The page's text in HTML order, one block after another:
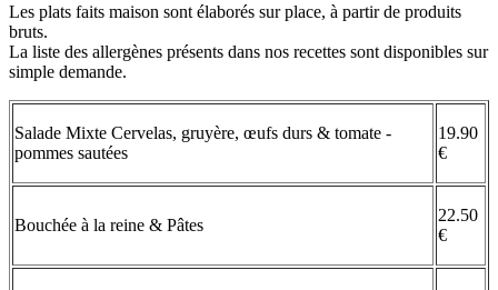
Les plats faits maison sont élaborés sur place, à partir de produits
bruts.
La liste des allergènes présents dans nos recettes sont disponibles sur
simple demande.
Salade Mixte Cervelas, gruyère, œufs durs & tomate -
pommes sautées
19.90
€
Bouchée à la reine & Pâtes
22.50
€